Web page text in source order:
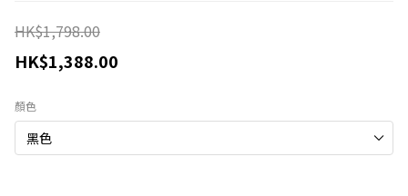
HK$1,798.00
HK$1,388.00
顏色